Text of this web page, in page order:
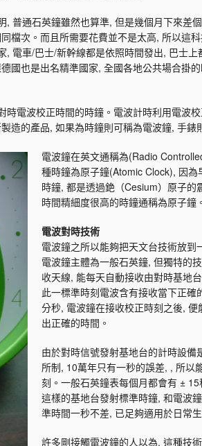
普通石英鐘雖然也算準, 但是幾個月下來差
檔次。而且所需要花費並不是太高, 所以這
電車/巴士/新幹線都是依照時間發出, 巴士
國也是出名精準國家, 全國各地公共場合掛
電波校正時間的時鐘。電波計時利用電波
造的產品, 如果為時鐘則可稱為電波鐘, 手錶
電波鐘在英文通稱為(Radio
種時鐘為原子鐘(Atomic Clock), 因
時鐘, 都是透過銫（Cesium）原子的
時間精細度很高的時鐘通稱為原子鐘。
電波對時技術
電波鐘之所以能夠把天文台技術放到
電波鐘主體為一般石英鐘, 但獨特的
收天線, 能每天自動接收由對時基地
此一標準時刻電波含有接收當下正確
分秒, 電波鐘在接收校正時刻之後,
出正確的時間。
由於對時信號發射基地台的計時設
所制, 10萬年只有一秒的誤差, , 所以
刻。一般石英鐘表每個月都會有 ±
這樣的基地台發射標準時鐘, 和電波
準時間一秒不差, 已足夠適用於日常
許多剛接觸電波鐘的人以為, 這種技